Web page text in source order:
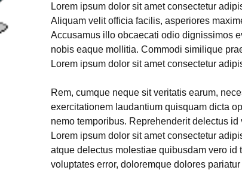
Lorem ipsum dolor sit amet consectetur
Aliquam velit officia facilis, asperiores
Accusamus illo obcaecati odio dignissimos
nobis eaque mollitia. Commodi similique
Lorem ipsum dolor sit amet consectetur
Rem, cumque neque sit veritatis earum,
exercitationem laudantium quisquam dicta
nemo temporibus. Reprehenderit delectus id
Lorem ipsum dolor sit amet consectetur
atque delectus molestiae quibusdam vero id
voluptates error, doloremque dolores